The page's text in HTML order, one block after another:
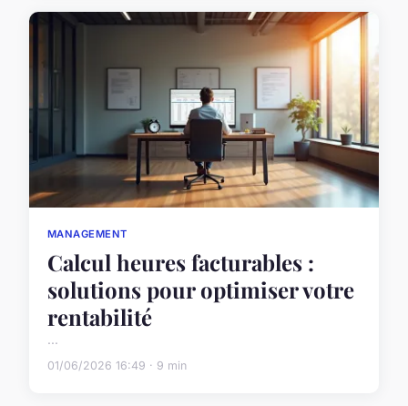
MANAGEMENT
Calcul heures facturables :
solutions pour optimiser votre
rentabilité
...
01/06/2026 16:49 · 9 min